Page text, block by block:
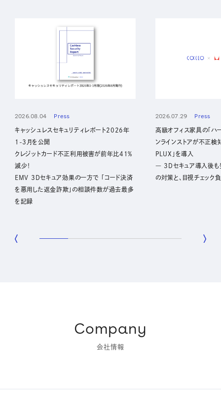
2026.08.04 Press
キャッシュレスセキュリティレポート2026年
1-3月を公開
クレジットカード不正利用被害が前年比41%
減少！
EMV 3Dセキュア効果の一方で 「コード決済
を悪用した返金詐欺」の相談件数が過去最多
を記録
2026.07.29 Press
高級オフィス家具の「ハ
ンラインストアが不正検
PLUX」を導入
― 3Dセキュア導入後も
の対策と、目視チェッ
Company
会社情報